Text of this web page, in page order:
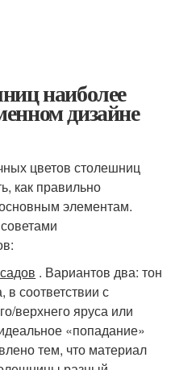
наиболее
дизайне
цветов столешниц
как правильно
элементам.
. Вариантов два: тон
в соответствии с
верхнего яруса или
«попадание»
тем, что материал